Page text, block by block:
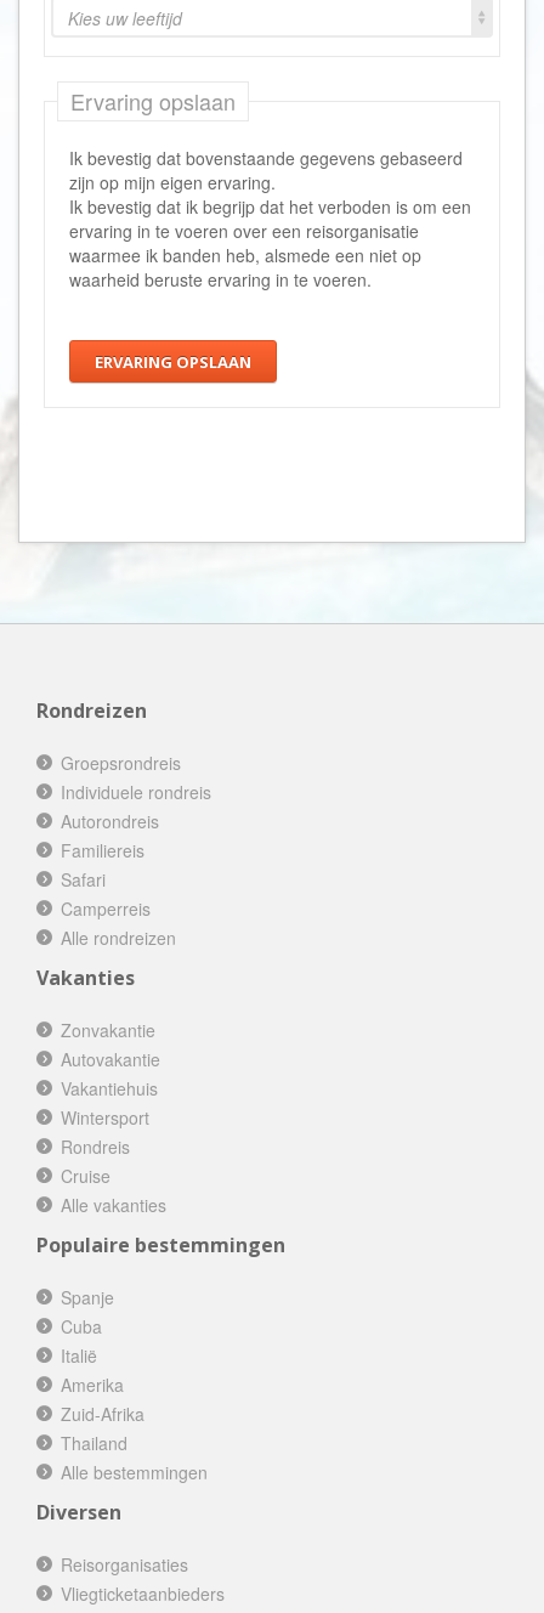
Kies uw leeftijd
Ervaring opslaan
Ik bevestig dat bovenstaande gegevens gebaseerd
zijn op mijn eigen ervaring.
Ik bevestig dat ik begrijp dat het verboden is om een
ervaring in te voeren over een reisorganisatie
waarmee ik banden heb, alsmede een niet op
waarheid beruste ervaring in te voeren.
ERVARING OPSLAAN
Rondreizen
Groepsrondreis
Individuele rondreis
Autorondreis
Familiereis
Safari
Camperreis
Alle rondreizen
Vakanties
Zonvakantie
Autovakantie
Vakantiehuis
Wintersport
Rondreis
Cruise
Alle vakanties
Populaire bestemmingen
Spanje
Cuba
Italië
Amerika
Zuid-Afrika
Thailand
Alle bestemmingen
Diversen
Reisorganisaties
Vliegticketaanbieders